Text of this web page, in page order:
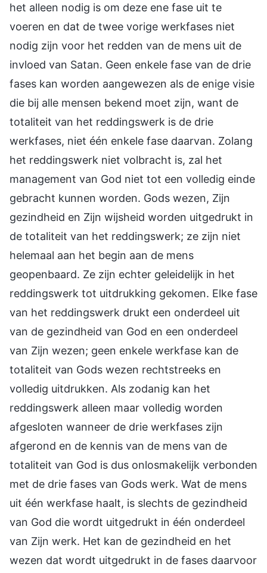
het alleen nodig is om deze ene fase uit te
voeren en dat de twee vorige werkfases niet
nodig zijn voor het redden van de mens uit de
invloed van Satan. Geen enkele fase van de drie
fases kan worden aangewezen als de enige visie
die bij alle mensen bekend moet zijn, want de
totaliteit van het reddingswerk is de drie
werkfases, niet één enkele fase daarvan. Zolang
het reddingswerk niet volbracht is, zal het
management van God niet tot een volledig einde
gebracht kunnen worden. Gods wezen, Zijn
gezindheid en Zijn wijsheid worden uitgedrukt in
de totaliteit van het reddingswerk; ze zijn niet
helemaal aan het begin aan de mens
geopenbaard. Ze zijn echter geleidelijk in het
reddingswerk tot uitdrukking gekomen. Elke fase
van het reddingswerk drukt een onderdeel uit
van de gezindheid van God en een onderdeel
van Zijn wezen; geen enkele werkfase kan de
totaliteit van Gods wezen rechtstreeks en
volledig uitdrukken. Als zodanig kan het
reddingswerk alleen maar volledig worden
afgesloten wanneer de drie werkfases zijn
afgerond en de kennis van de mens van de
totaliteit van God is dus onlosmakelijk verbonden
met de drie fases van Gods werk. Wat de mens
uit één werkfase haalt, is slechts de gezindheid
van God die wordt uitgedrukt in één onderdeel
van Zijn werk. Het kan de gezindheid en het
wezen dat wordt uitgedrukt in de fases daarvoor